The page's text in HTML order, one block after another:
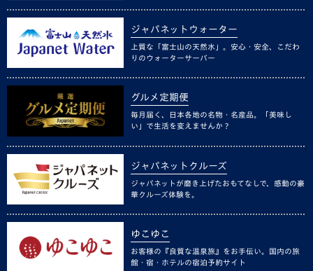
ジャパネットウォーター
上質な「富士山の天然水」。安心・安全、こだわ
りのウォーターサーバー
グルメ定期便
毎月届く、日本各地の名物・名産品。「美味し
い」で生活を変えませんか？
ジャパネットクルーズ
ジャパネットが磨き上げたおもてなしで、感動の豪
華クルーズ体験を。
ゆこゆこ
お客様の『良質な温泉旅』をお手伝い。国内の旅
館・宿・ホテルの宿泊予約サイト